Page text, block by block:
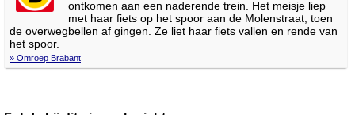
ontkomen aan een naderende trein. Het meisje liep
met haar fiets op het spoor aan de Molenstraat, toen
de overwegbellen af gingen. Ze liet haar fiets vallen en rende van
het spoor.
» Omroep Brabant